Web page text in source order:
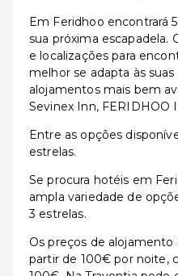
Em Feridhoo encontrará
sua próxima escapadela.
e localizações para
melhor se adapta às suas
alojamentos mais bem
Sevinex Inn, FERIDHOO
Entre as opções
estrelas.
Se procura hotéis em
ampla variedade de
3 estrelas.
Os preços de
partir de 100€ por noite,